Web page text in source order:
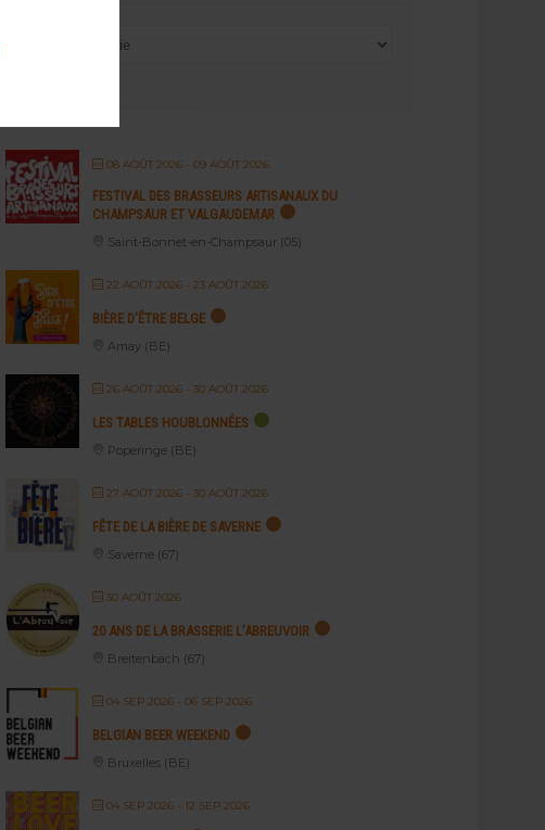
08 AOÛT 2026 - 09 AOÛT 2026
FESTIVAL DES BRASSEURS ARTISANAUX DU
CHAMPSAUR ET VALGAUDEMAR
Saint-Bonnet-en-Champsaur (05)
22 AOÛT 2026 - 23 AOÛT 2026
BIÈRE D’ÊTRE BELGE
Amay (BE)
26 AOÛT 2026 - 30 AOÛT 2026
LES TABLES HOUBLONNÉES
Poperinge (BE)
27 AOÛT 2026 - 30 AOÛT 2026
FÊTE DE LA BIÈRE DE SAVERNE
Saverne (67)
30 AOÛT 2026
20 ANS DE LA BRASSERIE L’ABREUVOIR
Breitenbach (67)
04 SEP 2026 - 06 SEP 2026
BELGIAN BEER WEEKEND
Bruxelles (BE)
04 SEP 2026 - 12 SEP 2026